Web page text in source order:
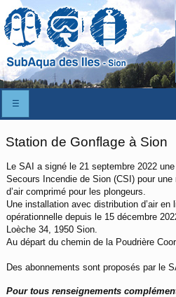
☰
Station de Gonflage à Sion
Le SAI a signé le 21 septembre 2022
Secours Incendie de Sion (CSI) pour
d’air comprimé pour les plongeurs.
Une installation avec distribution d’air
opérationnelle depuis le 15 décembre
Loèche 34, 1950 Sion.
Au départ du chemin de la Poudrière
Des abonnements sont proposés par le
Pour tous renseignements